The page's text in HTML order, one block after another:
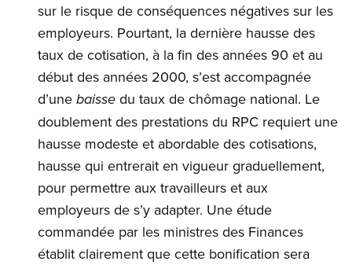
sur le risque de conséquences négatives sur les
employeurs. Pourtant, la dernière hausse des
taux de cotisation, à la fin des années 90 et au
début des années 2000, s’est accompagnée
d’une baisse du taux de chômage national. Le
doublement des prestations du RPC requiert une
hausse modeste et abordable des cotisations,
hausse qui entrerait en vigueur graduellement,
pour permettre aux travailleurs et aux
employeurs de s’y adapter. Une étude
commandée par les ministres des Finances
établit clairement que cette bonification sera